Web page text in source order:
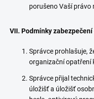
porušeno Vaší právo
VII. Podmínky
Správce prohlašuje,
organizační opatření
Správce přijal
úložišť a úložišť